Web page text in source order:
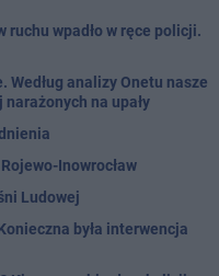
wpadło w ręce policji.
Według analizy Onetu nasze
na upały
Inowrocław
Ludowej
była interwencja